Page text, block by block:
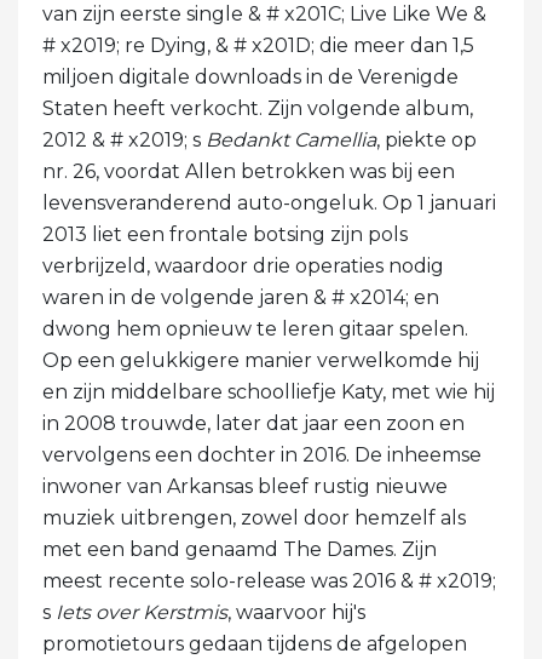
van zijn eerste single & # x201C; Live Like We &
# x2019; re Dying, & # x201D; die meer dan 1,5
miljoen digitale downloads in de Verenigde
Staten heeft verkocht. Zijn volgende album,
2012 & # x2019; s Bedankt Camellia, piekte op
nr. 26, voordat Allen betrokken was bij een
levensveranderend auto-ongeluk. Op 1 januari
2013 liet een frontale botsing zijn pols
verbrijzeld, waardoor drie operaties nodig
waren in de volgende jaren & # x2014; en
dwong hem opnieuw te leren gitaar spelen.
Op een gelukkigere manier verwelkomde hij
en zijn middelbare schoolliefje Katy, met wie hij
in 2008 trouwde, later dat jaar een zoon en
vervolgens een dochter in 2016. De inheemse
inwoner van Arkansas bleef rustig nieuwe
muziek uitbrengen, zowel door hemzelf als
met een band genaamd The Dames. Zijn
meest recente solo-release was 2016 & # x2019;
s Iets over Kerstmis, waarvoor hij's
promotietours gedaan tijdens de afgelopen